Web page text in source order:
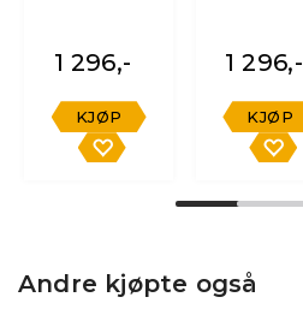
1 296,-
KJØP
1 296,-
KJØP
Andre kjøpte også